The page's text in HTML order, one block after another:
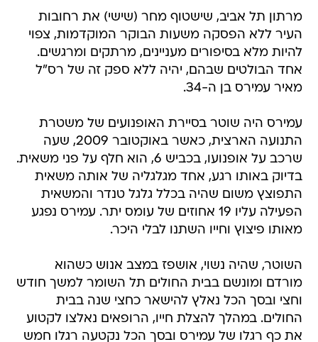
מרתון תל אביב, שישטוף מחר (שישי) את רחובות
העיר ללא הפסקה משעות הבוקר המוקדמות, צפוי
להיות מלא בסיפורים מעניינים, מרתקים ומרגשים.
אחד הבולטים שבהם, יהיה ללא ספק זה של רס"ל
מאיר עמירס בן ה-34.
עמירס היה שוטר בסיירת האופנועים של משטרת
התנועה הארצית, כאשר באוקטובר 2009, שעה
שרכב על אופנועו, בכביש 6, הוא חלף על פני משאית.
בדיוק באותו רגע, אחד מגלגליה של אותה משאית
התפוצץ משום שהיה בכלל גלגל טנדר והמשאית
הפעילה עליו 19 אחוזים של עומס יתר. עמירס נפגע
מאותו פיצוץ וחייו השתנו לבלי היכר.
השוטר, שהיה נשוי, אושפז במצב אנוש כשהוא
מורדם ומונשם בבית החולים תל השומר למשך חודש
וחצי ובסך הכל נאלץ להישאר כחצי שנה בבית
החולים. במהלך להצלת חייו, הרופאים נאלצו לקטוע
את כף רגלו של עמירס ובסך הכל נקטעה רגלו חמש